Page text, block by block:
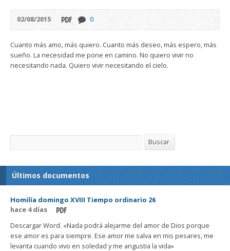
02/08/2015 0
Cuanto más amo, más quiero. Cuanto más deseo, más espero, más
sueño. La necesidad me pone en camino. No quiero vivir no
necesitando nada. Quiero vivir necesitando el cielo.
Buscar Buscar
Últimos documentos
Homilía domingo XVIII Tiempo ordinario 26
hace 4 días
Descargar Word. «Nada podrá alejarme del amor de Dios porque
ese amor es para siempre. Ese amor me salva en mis pesares, me
levanta cuando vivo en soledad y me angustia la vida»